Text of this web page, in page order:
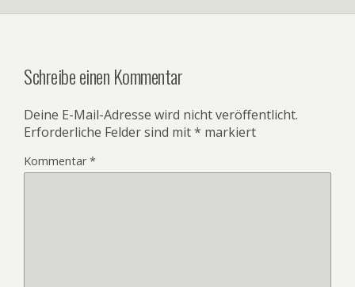
Schreibe einen Kommentar
Deine E-Mail-Adresse wird nicht veröffentlicht.
Erforderliche Felder sind mit* markiert
Kommentar*